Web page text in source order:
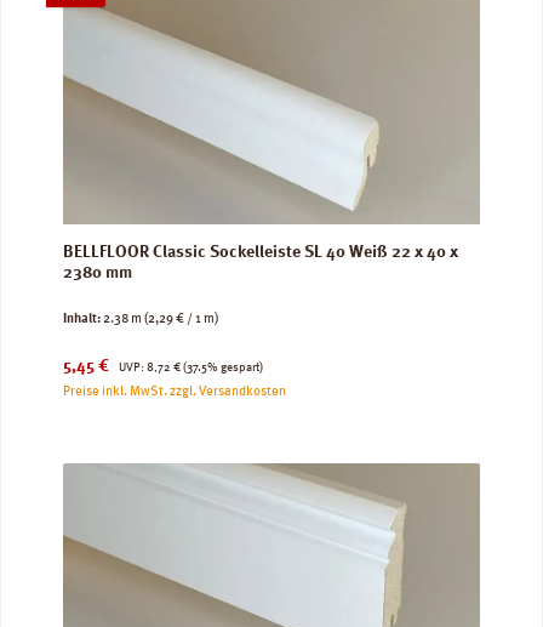
BELLFLOOR Classic Sockelleiste SL 40 Weiß 22 x 40 x
2380 mm
Inhalt:2.38 m (2,29 € / 1 m)
Verkaufspreis:
5,45 € UVP:
Regulärer Preis:
8,72 € (37.5% gespart)
Preise inkl. MwSt. zzgl. Versandkosten